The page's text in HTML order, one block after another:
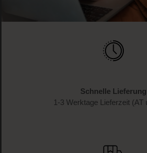
Schnelle Lieferung
1-3 Werktage Lieferzeit (AT